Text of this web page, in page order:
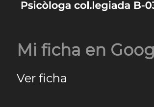
Mi ficha en
Ver ficha